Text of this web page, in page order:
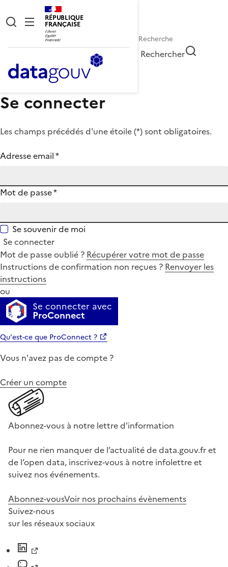
RÉPUBLIQUE
FRANÇAISE
Rechercher
Se connecter
Les champs précédés d'une étoile (*) sont obligatoires.
Adresse email*
Mot de passe*
Se souvenir de moi
Se connecter
Mot de passe oublié ? Récupérer votre mot de passe
Instructions de confirmation non reçues ? Renvoyer les
instructions
ou
Se connecter avec
ProConnect
Qu'est-ce que ProConnect ?
Vous n'avez pas de compte ?
Créer un compte
Abonnez-vous à notre lettre d'information
Pour ne rien manquer de l’actualité de data.gouv.fr et
de l’open data, inscrivez-vous à notre infolettre et
suivez nos événements.
Abonnez-vousVoir nos prochains évènements
Suivez-nous
sur les réseaux sociaux